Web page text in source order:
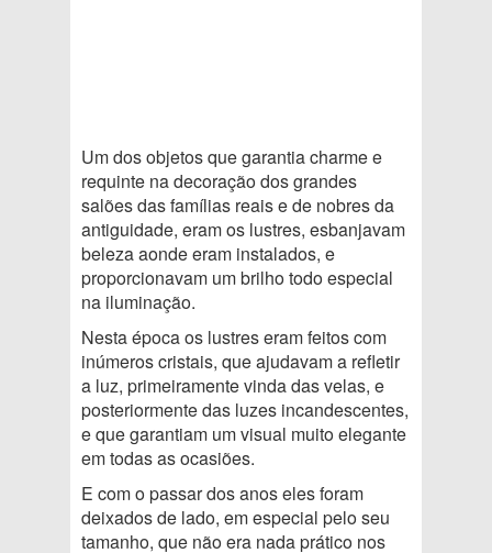
Um dos objetos que garantia charme e
requinte na decoração dos grandes
salões das famílias reais e de nobres da
antiguidade, eram os lustres, esbanjavam
beleza aonde eram instalados, e
proporcionavam um brilho todo especial
na iluminação.
Nesta época os lustres eram feitos com
inúmeros cristais, que ajudavam a refletir
a luz, primeiramente vinda das velas, e
posteriormente das luzes incandescentes,
e que garantiam um visual muito elegante
em todas as ocasiões.
E com o passar dos anos eles foram
deixados de lado, em especial pelo seu
tamanho, que não era nada prático nos